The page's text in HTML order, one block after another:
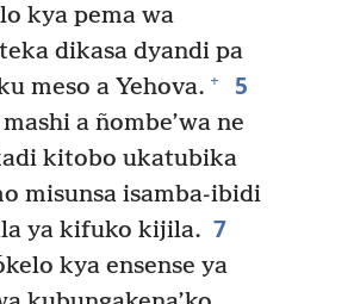
kya pema wa
dikasa dyandi pa
meso a Yehova. + 5
a ñombe’wa ne
kitobo ukatubika
misunsa isamba-ibidi
ya kifuko kijila. 7
kya ensense ya